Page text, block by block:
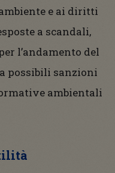
e ai diritti
a scandali,
l’andamento del
possibili sanzioni
ambientali